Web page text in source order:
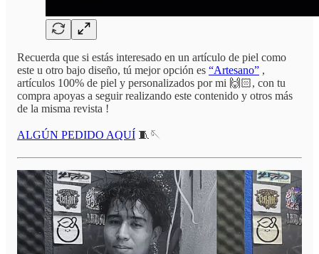
Recuerda que si estás interesado en un artículo de piel como
este u otro bajo diseño, tú mejor opción es “Artesano” ,
artículos 100% de piel y personalizados por mi 🙌🏻, con tu
compra apoyas a seguir realizando este contenido y otros más
de la misma revista !
ALGÚN PEDIDO AQUÍ 🧵🪡